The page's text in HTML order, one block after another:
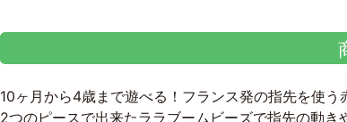
10ヶ月から4歳まで遊べる！フランス発の指先を使う
2つのピースで出来たララブームビーズで指先の動き